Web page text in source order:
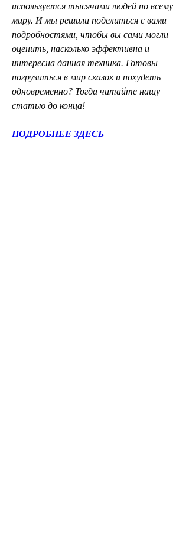
используется тысячами людей по всему
миру. И мы решили поделиться с вами
подробностями, чтобы вы сами могли
оценить, насколько эффективна и
интересна данная техника. Готовы
погрузиться в мир сказок и похудеть
одновременно? Тогда читайте нашу
статью до конца!
ПОДРОБНЕЕ ЗДЕСЬ